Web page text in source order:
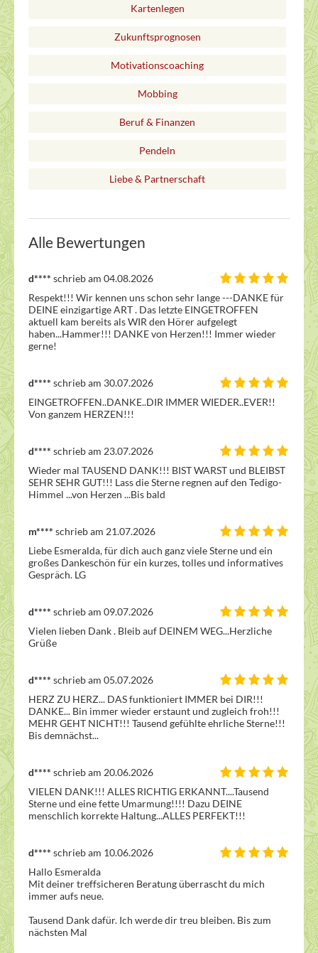
Kartenlegen
Zukunftsprognosen
Motivationscoaching
Mobbing
Beruf & Finanzen
Pendeln
Liebe & Partnerschaft
Alle Bewertungen
d**** schrieb am 04.08.2026
Respekt!!! Wir kennen uns schon sehr lange ---DANKE für
DEINE einzigartige ART . Das letzte EINGETROFFEN
aktuell kam bereits als WIR den Hörer aufgelegt
haben...Hammer!!! DANKE von Herzen!!! Immer wieder
gerne!
d**** schrieb am 30.07.2026
EINGETROFFEN..DANKE..DIR IMMER WIEDER..EVER!!
Von ganzem HERZEN!!!
d**** schrieb am 23.07.2026
Wieder mal TAUSEND DANK!!! BIST WARST und BLEIBST
SEHR SEHR GUT!!! Lass die Sterne regnen auf den Tedigo-
Himmel ...von Herzen ...Bis bald
m**** schrieb am 21.07.2026
Liebe Esmeralda, für dich auch ganz viele Sterne und ein
großes Dankeschön für ein kurzes, tolles und informatives
Gespräch. LG
d**** schrieb am 09.07.2026
Vielen lieben Dank . Bleib auf DEINEM WEG...Herzliche
Grüße
d**** schrieb am 05.07.2026
HERZ ZU HERZ... DAS funktioniert IMMER bei DIR!!!
DANKE... Bin immer wieder erstaunt und zugleich froh!!!
MEHR GEHT NICHT!!! Tausend gefühlte ehrliche Sterne!!!
Bis demnächst...
d**** schrieb am 20.06.2026
VIELEN DANK!!! ALLES RICHTIG ERKANNT....Tausend
Sterne und eine fette Umarmung!!!! Dazu DEINE
menschlich korrekte Haltung...ALLES PERFEKT!!!
d**** schrieb am 10.06.2026
Hallo Esmeralda
Mit deiner treffsicheren Beratung überrascht du mich
immer aufs neue.
Tausend Dank dafür. Ich werde dir treu bleiben. Bis zum
nächsten Mal